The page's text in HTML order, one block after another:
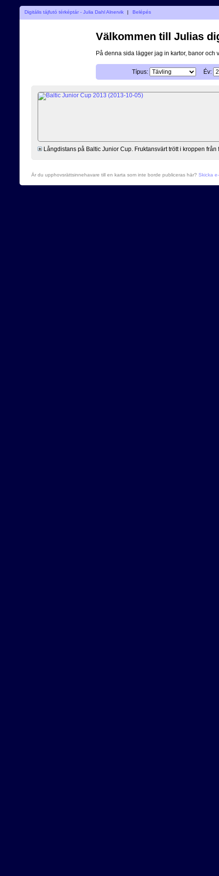
Digitális tájfutó térképtár - Julia Dahl Alnervik | Belépés
Välkommen till Julias
På denna sida lägger jag in kartor, banor och
Típus: Év:
Långdistans på Baltic Junior Cup. Fruktansvärt trött i kroppen
Är du upphovsrättsinnehavare till en karta som inte borde publiceras här? Skicka